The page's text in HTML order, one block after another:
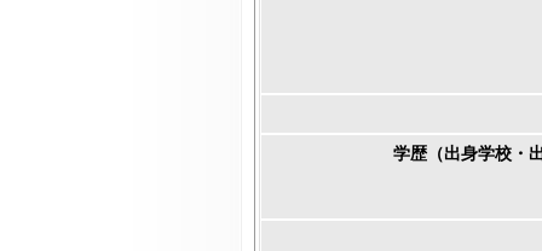
学歴（出身学校・